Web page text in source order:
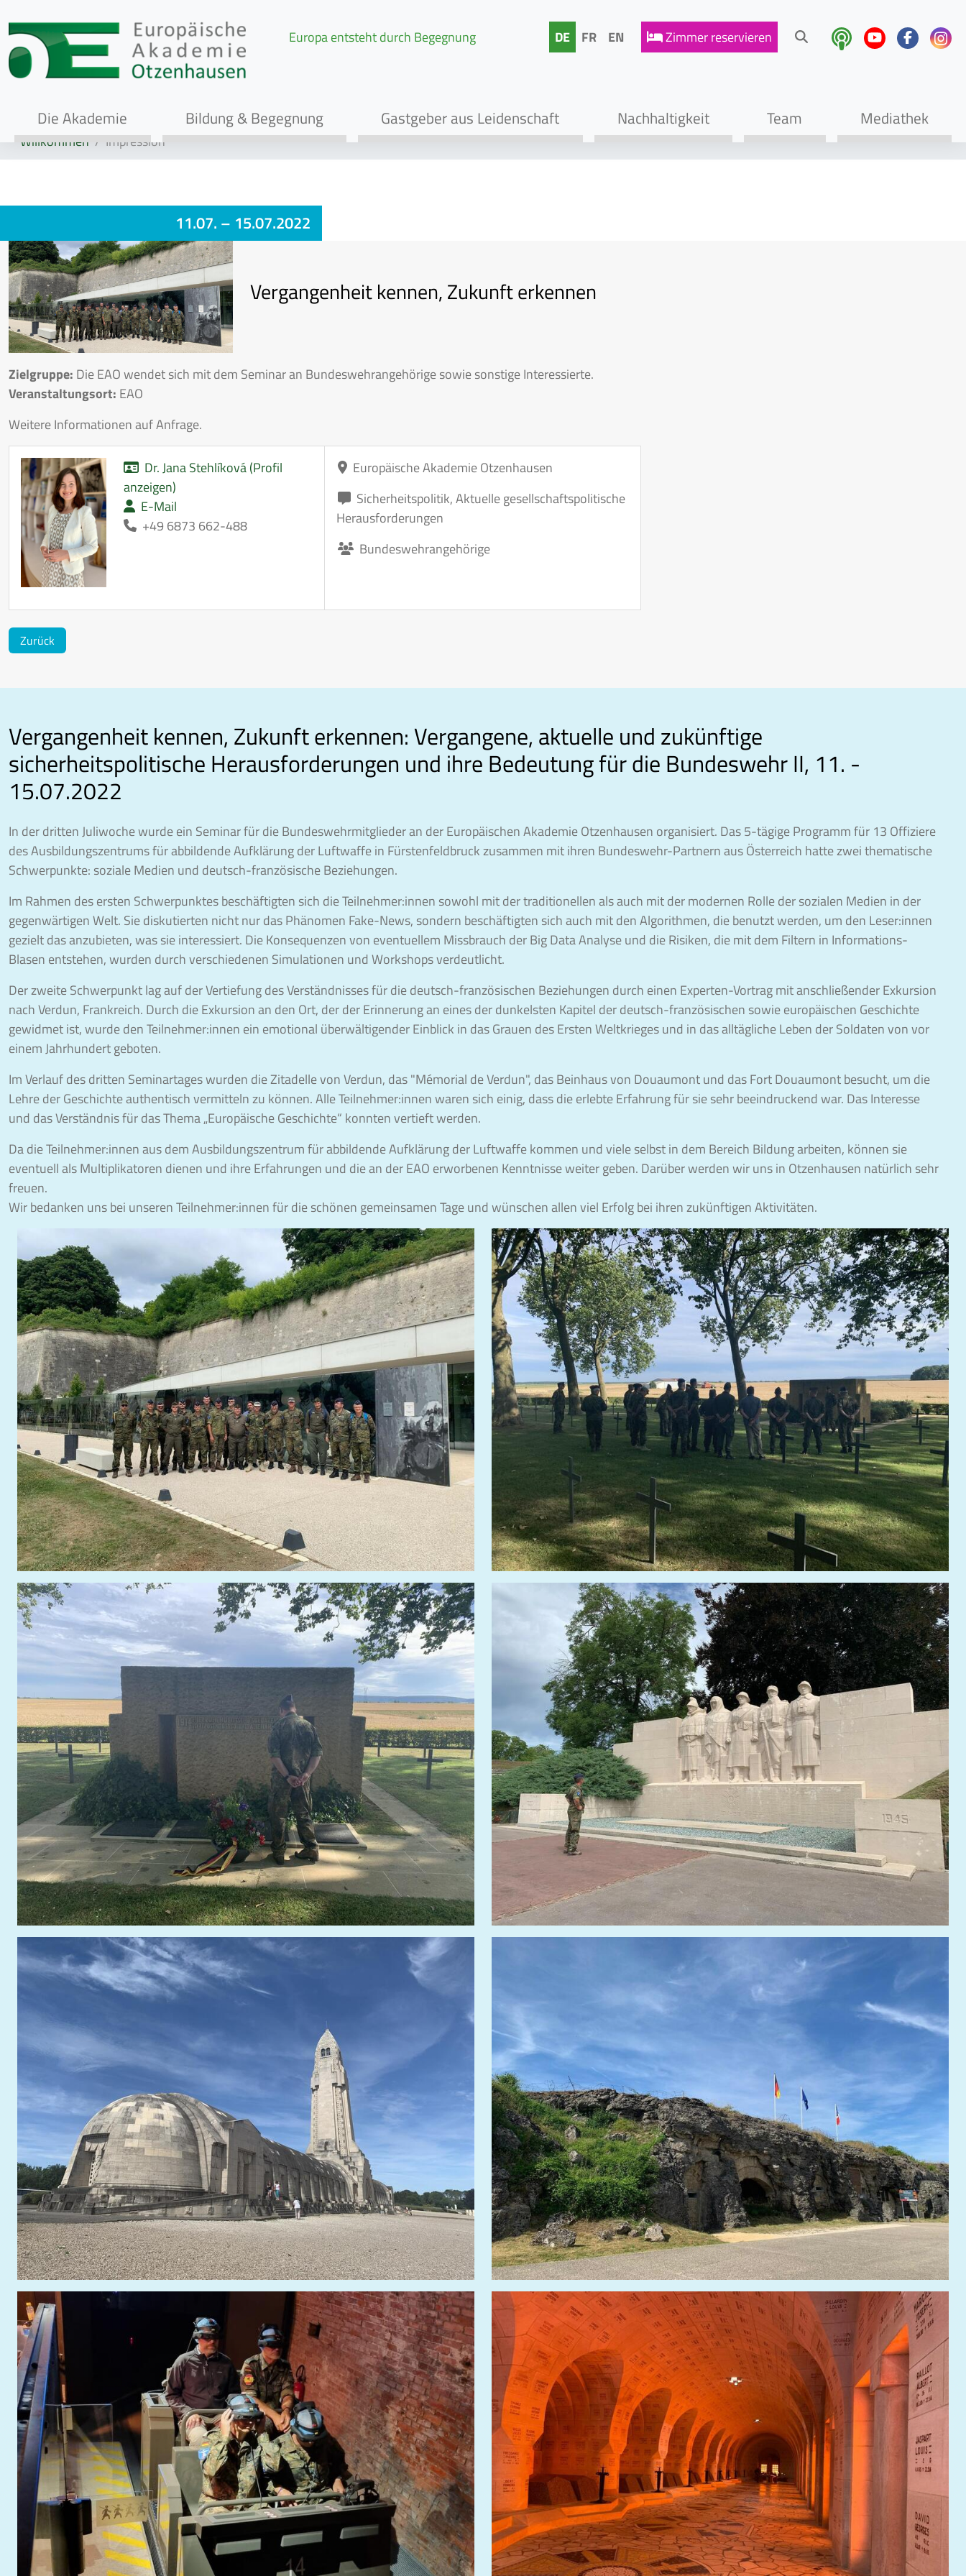
Zur Navigation springen
Zum Inhalt springen
Europa entsteht durch Begegnung DE FR EN Zimmerreservieren
Die Akademie Bildung & Begegnung Gastgeber aus Leidenschaft Nachhaltigkeit Team Mediathek
Willkommen Impression
11.07. – 15.07.2022
Vergangenheit kennen, Zukunft erkennen
Zielgruppe: Die EAO wendet sich mit dem Seminar an Bundeswehrangehörige sowie sonstige Interessierte.
Veranstaltungsort: EAO
Weitere Informationen auf Anfrage.
Dr. Jana Stehlíková (Profil
anzeigen)
E-Mail
+49 6873 662-488
Europäische Akademie Otzenhausen
Sicherheitspolitik,Aktuelle gesellschaftspolitische
Herausforderungen
Bundeswehrangehörige
Zurück
Vergangenheit kennen, Zukunft erkennen: Vergangene, aktuelle und zukünftige
sicherheitspolitische Herausforderungen und ihre Bedeutung für die Bundeswehr II, 11. -
15.07.2022
In der dritten Juliwoche wurde ein Seminar für die Bundeswehrmitglieder an der Europäischen Akademie Otzenhausen organisiert. Das 5-tägige Programm für 13 Offiziere
des Ausbildungszentrums für abbildende Aufklärung der Luftwaffe in Fürstenfeldbruck zusammen mit ihren Bundeswehr-Partnern aus Österreich hatte zwei thematische
Schwerpunkte: soziale Medien und deutsch-französische Beziehungen.
Im Rahmen des ersten Schwerpunktes beschäftigten sich die Teilnehmer:innen sowohl mit der traditionellen als auch mit der modernen Rolle der sozialen Medien in der
gegenwärtigen Welt. Sie diskutierten nicht nur das Phänomen Fake-News, sondern beschäftigten sich auch mit den Algorithmen, die benutzt werden, um den Leser:innen
gezielt das anzubieten, was sie interessiert. Die Konsequenzen von eventuellem Missbrauch der Big Data Analyse und die Risiken, die mit dem Filtern in Informations-
Blasen entstehen, wurden durch verschiedenen Simulationen und Workshops verdeutlicht.
Der zweite Schwerpunkt lag auf der Vertiefung des Verständnisses für die deutsch-französischen Beziehungen durch einen Experten-Vortrag mit anschließender Exkursion
nach Verdun, Frankreich. Durch die Exkursion an den Ort, der der Erinnerung an eines der dunkelsten Kapitel der deutsch-französischen sowie europäischen Geschichte
gewidmet ist, wurde den Teilnehmer:innen ein emotional überwältigender Einblick in das Grauen des Ersten Weltkrieges und in das alltägliche Leben der Soldaten von vor
einem Jahrhundert geboten.
Im Verlauf des dritten Seminartages wurden die Zitadelle von Verdun, das "Mémorial de Verdun", das Beinhaus von Douaumont und das Fort Douaumont besucht, um die
Lehre der Geschichte authentisch vermitteln zu können. Alle Teilnehmer:innen waren sich einig, dass die erlebte Erfahrung für sie sehr beeindruckend war. Das Interesse
und das Verständnis für das Thema „Europäische Geschichte“ konnten vertieft werden.
Da die Teilnehmer:innen aus dem Ausbildungszentrum für abbildende Aufklärung der Luftwaffe kommen und viele selbst in dem Bereich Bildung arbeiten, können sie
eventuell als Multiplikatoren dienen und ihre Erfahrungen und die an der EAO erworbenen Kenntnisse weiter geben. Darüber werden wir uns in Otzenhausen natürlich sehr
freuen.
Wir bedanken uns bei unseren Teilnehmer:innen für die schönen gemeinsamen Tage und wünschen allen viel Erfolg bei ihren zukünftigen Aktivitäten.